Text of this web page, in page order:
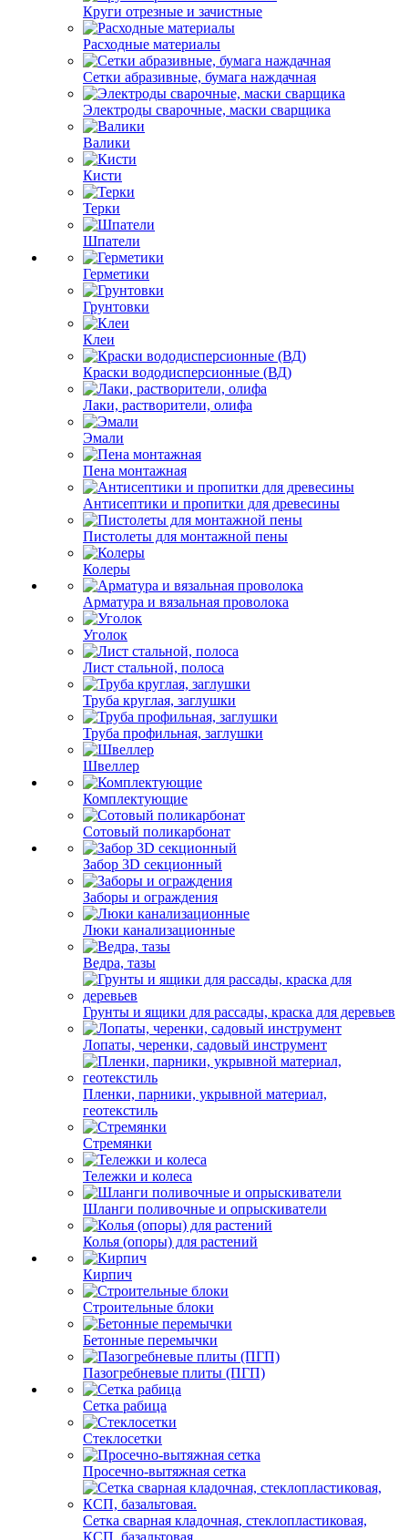
Круги отрезные и зачистные
Расходные материалы
Сетки абразивные, бумага наждачная
Электроды сварочные, маски сварщика
Валики
Кисти
Терки
Шпатели
Герметики
Грунтовки
Клеи
Краски вододисперсионные (ВД)
Лаки, растворители, олифа
Эмали
Пена монтажная
Антисептики и пропитки для древесины
Пистолеты для монтажной пены
Колеры
Арматура и вязальная проволока
Уголок
Лист стальной, полоса
Труба круглая, заглушки
Труба профильная, заглушки
Швеллер
Комплектующие
Сотовый поликарбонат
Забор 3D секционный
Заборы и ограждения
Люки канализационные
Ведра, тазы
Грунты и ящики для рассады, краска для деревьев
Лопаты, черенки, садовый инструмент
Пленки, парники, укрывной материал,
геотекстиль
Стремянки
Тележки и колеса
Шланги поливочные и опрыскиватели
Колья (опоры) для растений
Кирпич
Строительные блоки
Бетонные перемычки
Пазогребневые плиты (ПГП)
Сетка рабица
Стеклосетки
Просечно-вытяжная сетка
Сетка сварная кладочная, стеклопластиковая,
КСП, базальтовая.